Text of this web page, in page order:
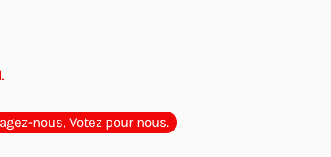
nous, Votez pour nous.